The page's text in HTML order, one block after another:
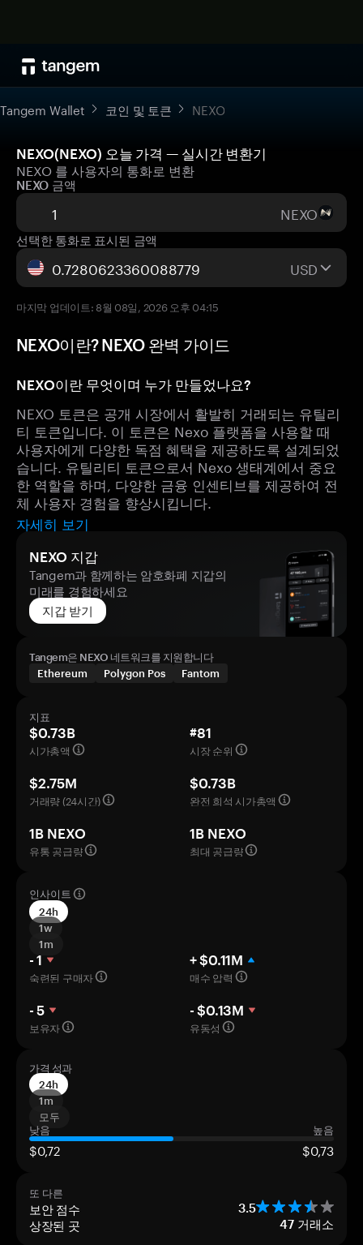
Tangem Wallet 코인 및 토큰 NEXO
NEXO(NEXO) 오늘 가격 — 실시간 변환기
NEXO 를 사용자의 통화로 변환
NEXO 금액
NEXO
선택한 통화로 표시된 금액
USD
마지막 업데이트: 8월 08일, 2026 오후 04:15
NEXO이란? NEXO 완벽 가이드
NEXO이란 무엇이며 누가 만들었나요?
NEXO 토큰은 공개 시장에서 활발히 거래되는 유틸리
티 토큰입니다. 이 토큰은 Nexo 플랫폼을 사용할 때
사용자에게 다양한 독점 혜택을 제공하도록 설계되었
습니다. 유틸리티 토큰으로서 Nexo 생태계에서 중요
한 역할을 하며, 다양한 금융 인센티브를 제공하여 전
체 사용자 경험을 향상시킵니다.
자세히 보기
NEXO 지갑
Tangem과 함께하는 암호화폐 지갑의
미래를 경험하세요
지갑 받기
Tangem은 NEXO 네트워크를 지원합니다
Ethereum
Polygon Pos Fantom
지표
$0.73B
시가총액
#81
시장 순위
$2.75M
거래량 (24시간)
$0.73B
완전 희석 시가총액
1B NEXO
유통 공급량
1B NEXO
최대 공급량
인사이트
24h
1w
1m
- 1
숙련된 구매자
+ $0.11M
매수 압력
- 5
보유자
- $0.13M
유동성
가격 성과
24h
1m
모두
낮음
높음
$0,72 $0,73
또 다른
보안 점수 3.5
상장된 곳 47 거래소